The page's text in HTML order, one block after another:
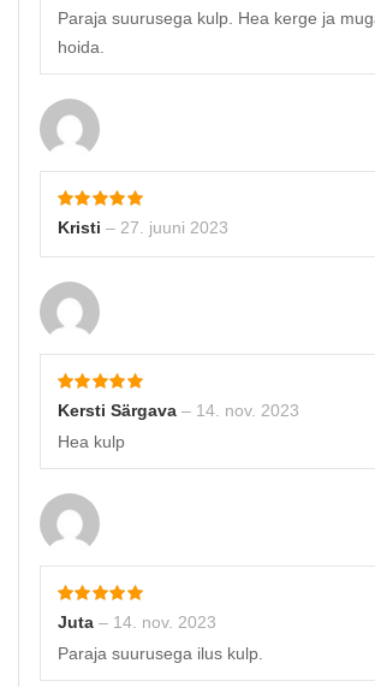
Paraja suurusega kulp. Hea kerge ja
hoida.
Kristi – 27. juuni 2023
Kersti Särgava – 14. nov. 2023
Hea kulp
Juta – 14. nov. 2023
Paraja suurusega ilus kulp.